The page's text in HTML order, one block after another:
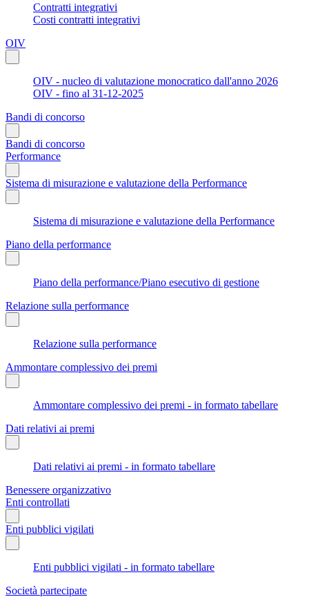
Contratti integrativi
Costi contratti integrativi
OIV
OIV - nucleo di valutazione monocratico dall'anno 2026
OIV - fino al 31-12-2025
Bandi di concorso
Bandi di concorso
Performance
Sistema di misurazione e valutazione della Performance
Sistema di misurazione e valutazione della Performance
Piano della performance
Piano della performance/Piano esecutivo di gestione
Relazione sulla performance
Relazione sulla performance
Ammontare complessivo dei premi
Ammontare complessivo dei premi - in formato tabellare
Dati relativi ai premi
Dati relativi ai premi - in formato tabellare
Benessere organizzativo
Enti controllati
Enti pubblici vigilati
Enti pubblici vigilati - in formato tabellare
Società partecipate